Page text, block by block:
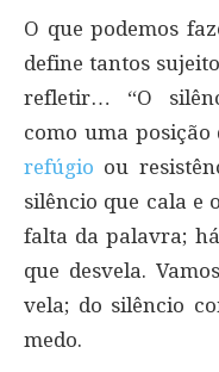
O que podemos
define tantos
refletir… “O
como uma
refúgio ou
silêncio que cala e
falta da palavra;
que desvela.
vela; do silêncio
medo.